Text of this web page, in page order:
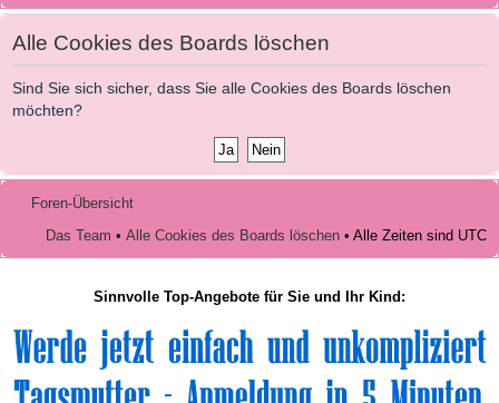
Alle Cookies des Boards löschen
Sind Sie sich sicher, dass Sie alle Cookies des Boards löschen
möchten?
Foren-Übersicht
Das Team • Alle Cookies des Boards löschen • Alle Zeiten sind UTC
Sinnvolle Top-Angebote für Sie und Ihr Kind: